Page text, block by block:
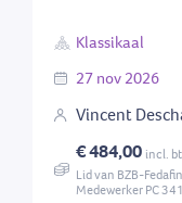
Klassikaal
27 nov 2026
Vincent
€ 484,00 incl.
Lid van BZB-
Medewerker PC